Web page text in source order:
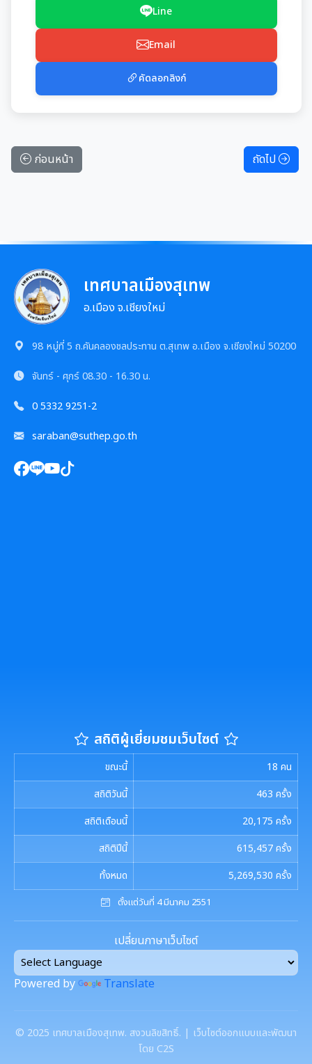
Line
Email
คัดลอกลิงก์
ก่อนหน้า ถัดไป
เทศบาลเมืองสุเทพ
อ.เมือง จ.เชียงใหม่
98 หมู่ที่ 5 ถ.คันคลองชลประทาน ต.สุเทพ อ.เมือง จ.เชียงใหม่ 50200
จันทร์ - ศุกร์08.30 - 16.30 น.
0 5332 9251-2
saraban@suthep.go.th
สถิติผู้เยี่ยมชมเว็บไซต์
ขณะนี้ 18 คน
สถิติวันนี้
463 ครั้ง
สถิติเดือนนี้
20,175 ครั้ง
สถิติปีนี้
615,457ครั้ง
ทั้งหมด
5,269,530 ครั้ง
ตั้งแต่วันที่ 4 มีนาคม 2551
เปลี่ยนภาษาเว็บไซต์
Powered by Translate
© 2025 เทศบาลเมืองสุเทพ. สงวนลิขสิทธิ์. | เว็บไซต์ออกแบบและพัฒนา
โดย C2S